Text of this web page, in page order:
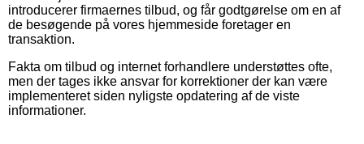
introducerer firmaernes tilbud, og får godtgørelse om en af
de besøgende på vores hjemmeside foretager en
transaktion.
Fakta om tilbud og internet forhandlere understøttes ofte,
men der tages ikke ansvar for korrektioner der kan være
implementeret siden nyligste opdatering af de viste
informationer.